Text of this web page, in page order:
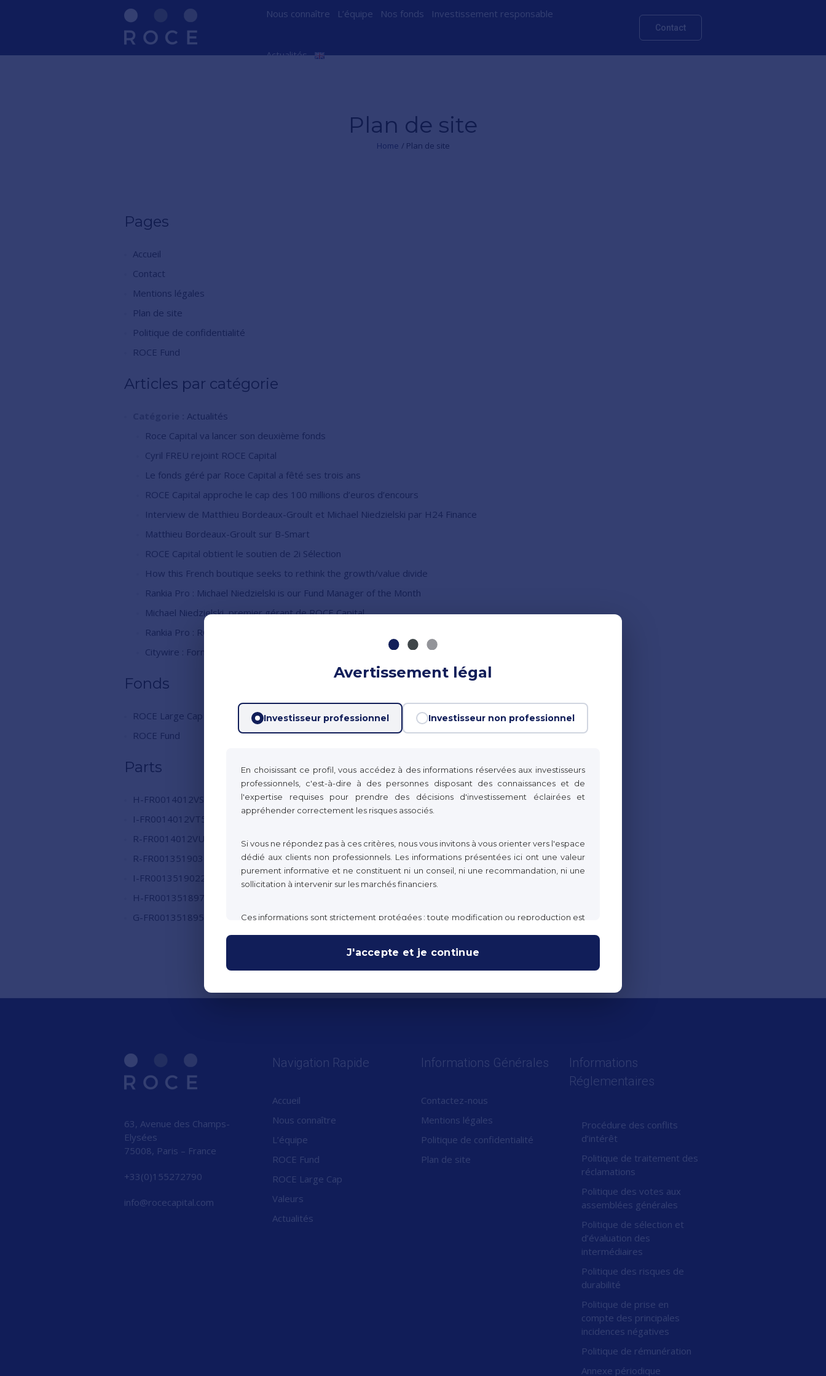
Contact
Nous connaître L’équipe Nos fonds Investissement responsable
Actualités
Plan de site
Home / Plan de site
Pages
Accueil
Contact
Mentions légales
Plan de site
Politique de confidentialité
ROCE Fund
Articles par catégorie
Actualités
Roce Capital va lancer son deuxième fonds
Cyril FREU rejoint ROCE Capital
Le fonds géré par Roce Capital a fêté ses trois ans
ROCE Capital approche le cap des 100 millions d’euros d’encours
Interview de Matthieu Bordeaux-Groult et Michael Niedzielski par H24 Finance
Matthieu Bordeaux-Groult sur B-Smart
ROCE Capital obtient le soutien de 2i Sélection
How this French boutique seeks to rethink the growth/value divide
Rankia Pro : Michael Niedzielski is our Fund Manager of the Month
Michael Niedzielski, premier gérant de ROCE Capital
Rankia Pro : ROCE Capital, a new french boutique asset manager
Citywire : Former AAA-rated PM teams up with peers to launch Paris boutique
Fonds
ROCE Large Cap
ROCE Fund
Parts
H-FR0014012VS7
I-FR0014012VT5
R-FR0014012VU3
R-FR0013519030
I-FR0013519022
H-FR0013518974
G-FR0013518958
63, Avenue des Champs-
Elysées
75008, Paris – France
+33(0)155272790
info@rocecapital.com
Navigation Rapide
Accueil
Nous connaître
L’équipe
ROCE Fund
ROCE Large Cap
Valeurs
Actualités
Informations Générales
Contactez-nous
Mentions légales
Politique de confidentialité
Plan de site
Informations
Réglementaires
Procédure des conflits
d’intérêt
Politique de traitement des
réclamations
Politique des votes aux
assemblées générales
Politique de sélection et
d’évaluation des
intermédiaires
Politique des risques de
durabilité
Politique de prise en
compte des principales
incidences négatives
Politique de rémunération
Annexe périodique
Avertissement légal
Investisseur professionnel Investisseur non professionnel
En choisissant ce profil, vous accédez à des informations réservées aux investisseurs
professionnels, c'est-à-dire à des personnes disposant des connaissances et de
l'expertise requises pour prendre des décisions d'investissement éclairées et
appréhender correctement les risques associés.
Si vous ne répondez pas à ces critères, nous vous invitons à vous orienter vers l'espace
dédié aux clients non professionnels. Les informations présentées ici ont une valeur
purement informative et ne constituent ni un conseil, ni une recommandation, ni une
sollicitation à intervenir sur les marchés financiers.
Ces informations sont strictement protégées : toute modification ou reproduction est
de falsification des contenus publiés sur ce site.
J'accepte et je continue